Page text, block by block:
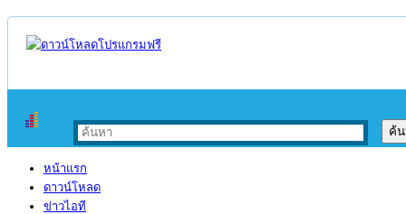
หน้าแรก
ดาวน์โหลด
ข่าวไอที